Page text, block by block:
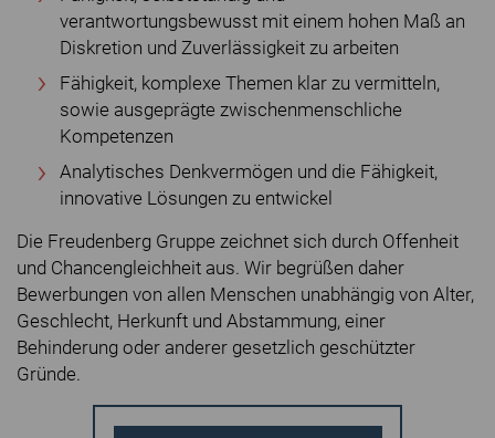
verantwortungsbewusst mit einem hohen Maß an
Diskretion und Zuverlässigkeit zu arbeiten
Fähigkeit, komplexe Themen klar zu vermitteln,
sowie ausgeprägte zwischenmenschliche
Kompetenzen
Analytisches Denkvermögen und die Fähigkeit,
innovative Lösungen zu entwickel
Die Freudenberg Gruppe zeichnet sich durch Offenheit
und Chancengleichheit aus. Wir begrüßen daher
Bewerbungen von allen Menschen unabhängig von Alter,
Geschlecht, Herkunft und Abstammung, einer
Behinderung oder anderer gesetzlich geschützter
Gründe.